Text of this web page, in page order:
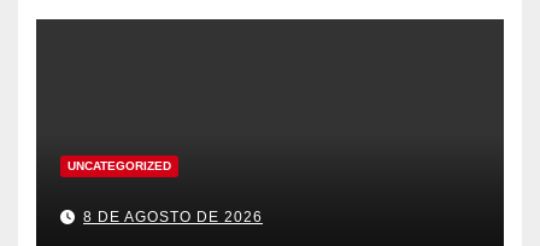
UNCATEGORIZED
8 DE AGOSTO DE 2026